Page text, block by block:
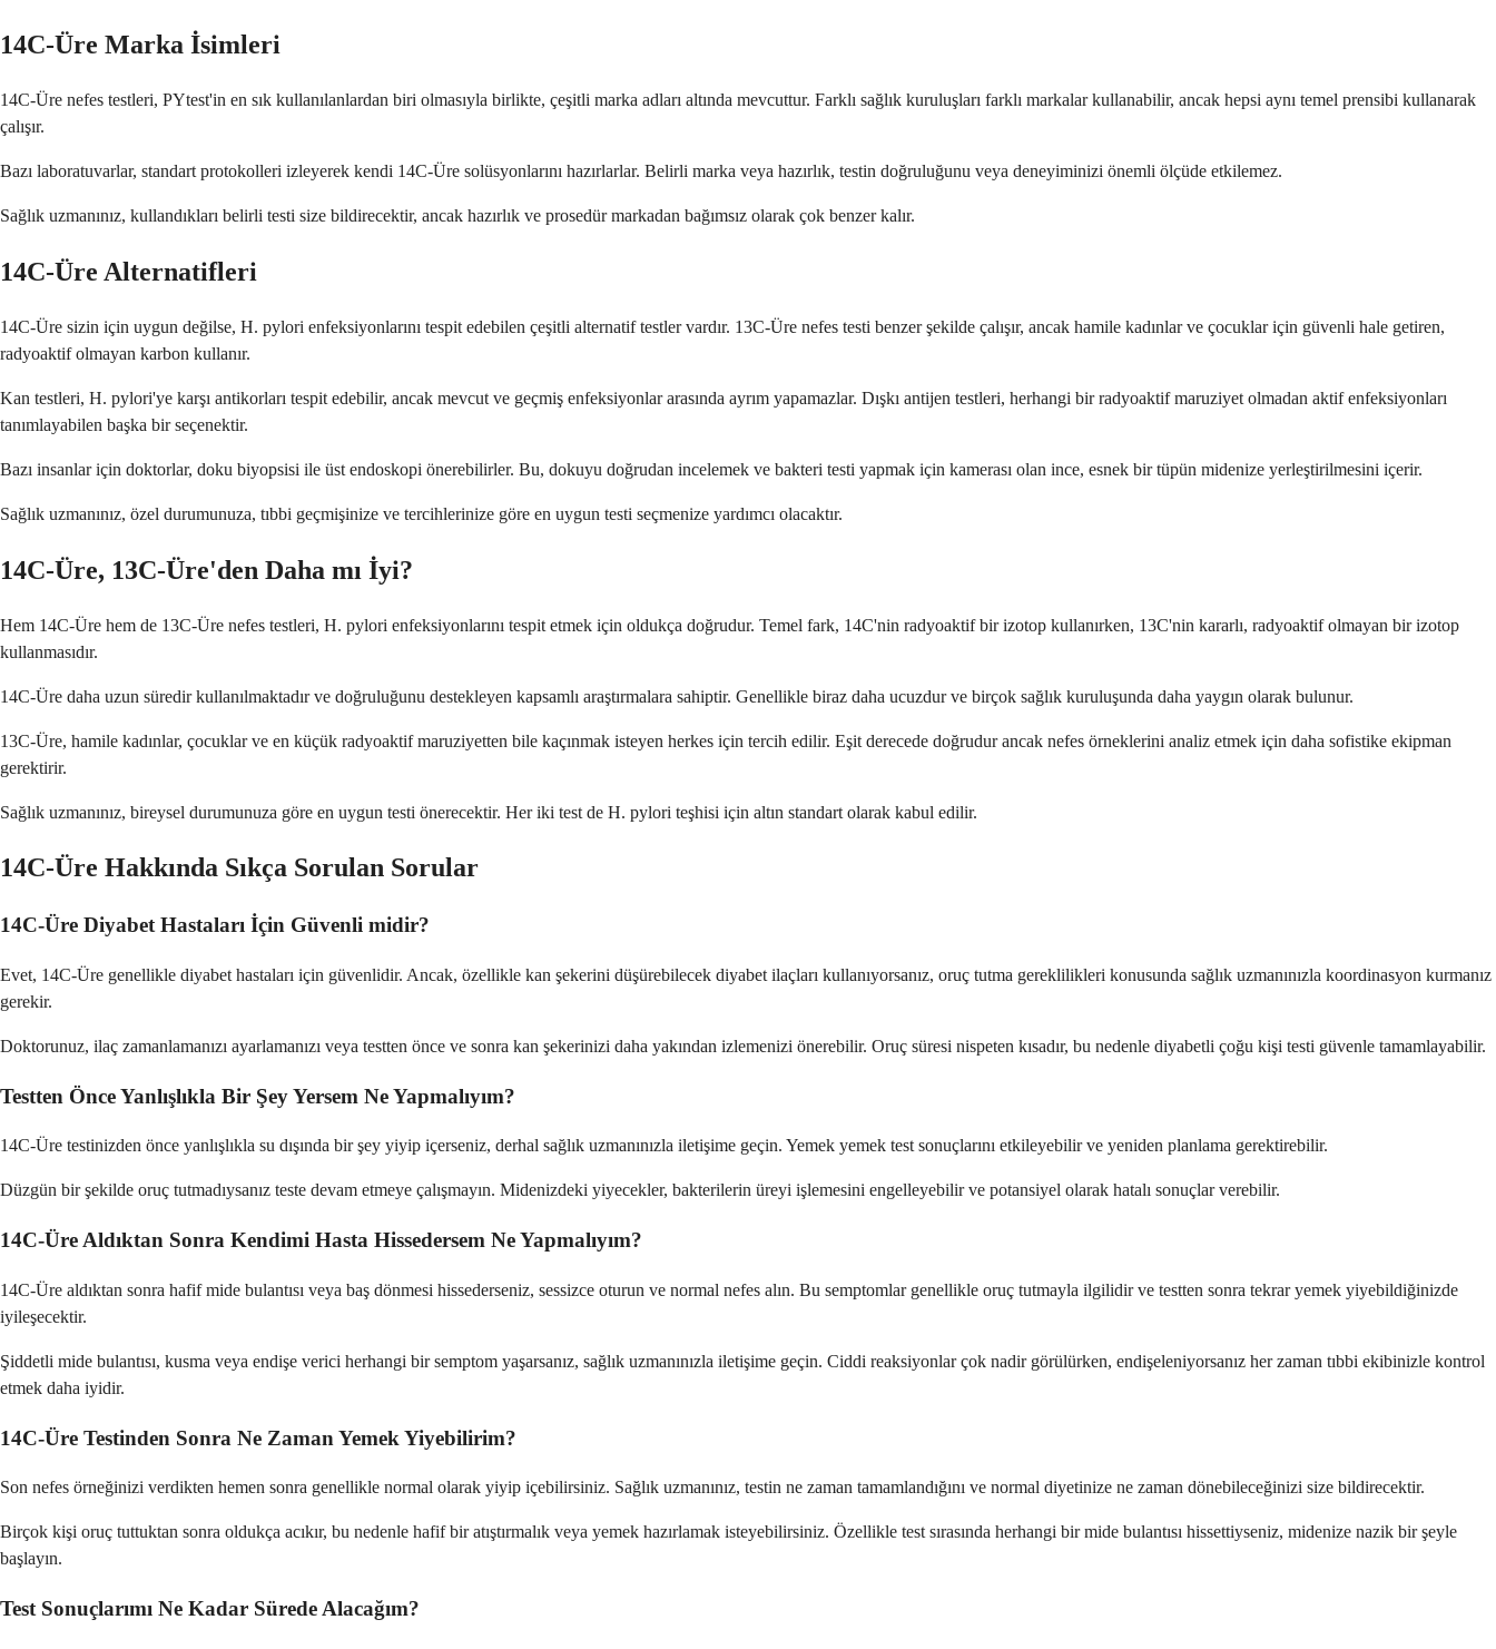
14C-Üre Marka İsimleri
14C-Üre nefes testleri, PYtest'in en sık kullanılanlardan biri olmasıyla birlikte, çeşitli marka adları altında mevcuttur. Farklı sağlık kuruluşları farklı markalar kullanabilir, ancak hepsi aynı temel prensibi kullanarak
çalışır.
Bazı laboratuvarlar, standart protokolleri izleyerek kendi 14C-Üre solüsyonlarını hazırlarlar. Belirli marka veya hazırlık, testin doğruluğunu veya deneyiminizi önemli ölçüde etkilemez.
Sağlık uzmanınız, kullandıkları belirli testi size bildirecektir, ancak hazırlık ve prosedür markadan bağımsız olarak çok benzer kalır.
14C-Üre Alternatifleri
14C-Üre sizin için uygun değilse, H. pylori enfeksiyonlarını tespit edebilen çeşitli alternatif testler vardır. 13C-Üre nefes testi benzer şekilde çalışır, ancak hamile kadınlar ve çocuklar için güvenli hale getiren,
radyoaktif olmayan karbon kullanır.
Kan testleri, H. pylori'ye karşı antikorları tespit edebilir, ancak mevcut ve geçmiş enfeksiyonlar arasında ayrım yapamazlar. Dışkı antijen testleri, herhangi bir radyoaktif maruziyet olmadan aktif enfeksiyonları
tanımlayabilen başka bir seçenektir.
Bazı insanlar için doktorlar, doku biyopsisi ile üst endoskopi önerebilirler. Bu, dokuyu doğrudan incelemek ve bakteri testi yapmak için kamerası olan ince, esnek bir tüpün midenize yerleştirilmesini içerir.
Sağlık uzmanınız, özel durumunuza, tıbbi geçmişinize ve tercihlerinize göre en uygun testi seçmenize yardımcı olacaktır.
14C-Üre, 13C-Üre'den Daha mı İyi?
Hem 14C-Üre hem de 13C-Üre nefes testleri, H. pylori enfeksiyonlarını tespit etmek için oldukça doğrudur. Temel fark, 14C'nin radyoaktif bir izotop kullanırken, 13C'nin kararlı, radyoaktif olmayan bir izotop
kullanmasıdır.
14C-Üre daha uzun süredir kullanılmaktadır ve doğruluğunu destekleyen kapsamlı araştırmalara sahiptir. Genellikle biraz daha ucuzdur ve birçok sağlık kuruluşunda daha yaygın olarak bulunur.
13C-Üre, hamile kadınlar, çocuklar ve en küçük radyoaktif maruziyetten bile kaçınmak isteyen herkes için tercih edilir. Eşit derecede doğrudur ancak nefes örneklerini analiz etmek için daha sofistike ekipman
gerektirir.
Sağlık uzmanınız, bireysel durumunuza göre en uygun testi önerecektir. Her iki test de H. pylori teşhisi için altın standart olarak kabul edilir.
14C-Üre Hakkında Sıkça Sorulan Sorular
14C-Üre Diyabet Hastaları İçin Güvenli midir?
Evet, 14C-Üre genellikle diyabet hastaları için güvenlidir. Ancak, özellikle kan şekerini düşürebilecek diyabet ilaçları kullanıyorsanız, oruç tutma gereklilikleri konusunda sağlık uzmanınızla koordinasyon kurmanız
gerekir.
Doktorunuz, ilaç zamanlamanızı ayarlamanızı veya testten önce ve sonra kan şekerinizi daha yakından izlemenizi önerebilir. Oruç süresi nispeten kısadır, bu nedenle diyabetli çoğu kişi testi güvenle tamamlayabilir.
Testten Önce Yanlışlıkla Bir Şey Yersem Ne Yapmalıyım?
14C-Üre testinizden önce yanlışlıkla su dışında bir şey yiyip içerseniz, derhal sağlık uzmanınızla iletişime geçin. Yemek yemek test sonuçlarını etkileyebilir ve yeniden planlama gerektirebilir.
Düzgün bir şekilde oruç tutmadıysanız teste devam etmeye çalışmayın. Midenizdeki yiyecekler, bakterilerin üreyi işlemesini engelleyebilir ve potansiyel olarak hatalı sonuçlar verebilir.
14C-Üre Aldıktan Sonra Kendimi Hasta Hissedersem Ne Yapmalıyım?
14C-Üre aldıktan sonra hafif mide bulantısı veya baş dönmesi hissederseniz, sessizce oturun ve normal nefes alın. Bu semptomlar genellikle oruç tutmayla ilgilidir ve testten sonra tekrar yemek yiyebildiğinizde
iyileşecektir.
Şiddetli mide bulantısı, kusma veya endişe verici herhangi bir semptom yaşarsanız, sağlık uzmanınızla iletişime geçin. Ciddi reaksiyonlar çok nadir görülürken, endişeleniyorsanız her zaman tıbbi ekibinizle kontrol
etmek daha iyidir.
14C-Üre Testinden Sonra Ne Zaman Yemek Yiyebilirim?
Son nefes örneğinizi verdikten hemen sonra genellikle normal olarak yiyip içebilirsiniz. Sağlık uzmanınız, testin ne zaman tamamlandığını ve normal diyetinize ne zaman dönebileceğinizi size bildirecektir.
Birçok kişi oruç tuttuktan sonra oldukça acıkır, bu nedenle hafif bir atıştırmalık veya yemek hazırlamak isteyebilirsiniz. Özellikle test sırasında herhangi bir mide bulantısı hissettiyseniz, midenize nazik bir şeyle
başlayın.
Test Sonuçlarımı Ne Kadar Sürede Alacağım?